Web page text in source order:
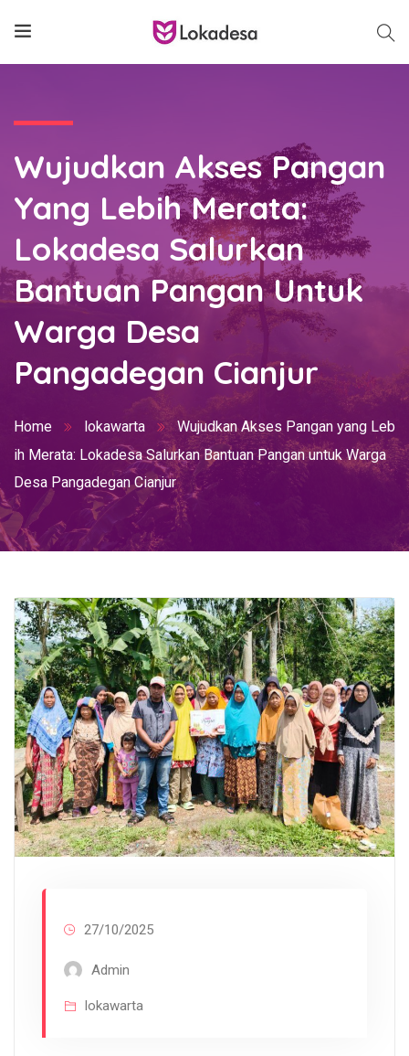
Wujudkan Akses Pangan
Yang Lebih Merata:
Lokadesa Salurkan
Bantuan Pangan Untuk
Warga Desa
Pangadegan Cianjur
Home lokawarta
Wujudkan Akses Pangan yang Leb
ih Merata: Lokadesa Salurkan Bantuan Pangan untuk Warga
Desa Pangadegan Cianjur
27/10/2025
Admin
lokawarta